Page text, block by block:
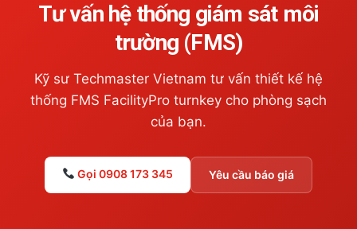
Tư vấn hệ thống giám sát môi
trường (FMS)
Kỹ sư Techmaster Vietnam tư vấn thiết kế hệ
thống FMS FacilityPro turnkey cho phòng sạch
của bạn.
Gọi 0908 173 345 Yêu cầu báo giá